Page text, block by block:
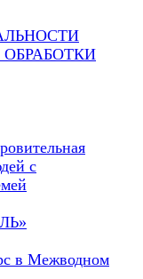
с
в Межводном